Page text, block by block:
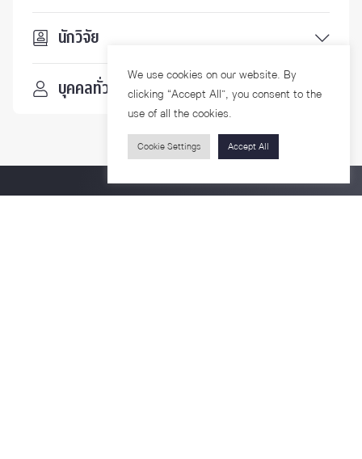
นักวิจัย
บุคคลทั่วไป
We use cookies on our website. By
clicking “Accept All”, you consent to the
use of all the cookies.
Cookie Settings Accept All